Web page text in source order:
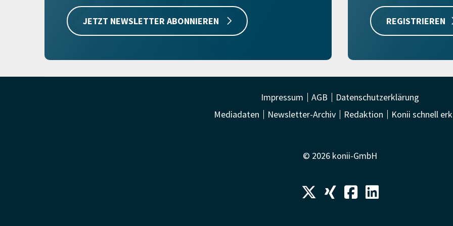
JETZT NEWSLETTER ABONNIEREN REGISTRIEREN
Impressum AGB
Datenschutzerklärung
Mediadaten
Newsletter-Archiv Redaktion Konii schnell
© 2026 konii-GmbH